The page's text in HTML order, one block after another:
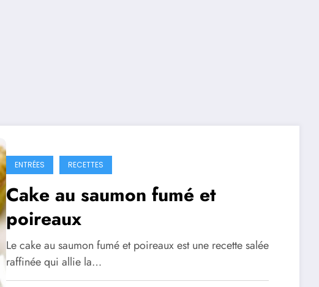
ENTRÉES RECETTES
Cake au saumon fumé et
poireaux
Le cake au saumon fumé et poireaux est une recette salée
raffinée qui allie la…